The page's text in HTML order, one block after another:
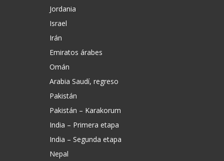
Jordania
Israel
Irán
Emiratos árabes
Omán
Arabia Saudí, regreso
Pakistán
Pakistán – Karakorum
India – Primera etapa
India – Segunda etapa
Nepal